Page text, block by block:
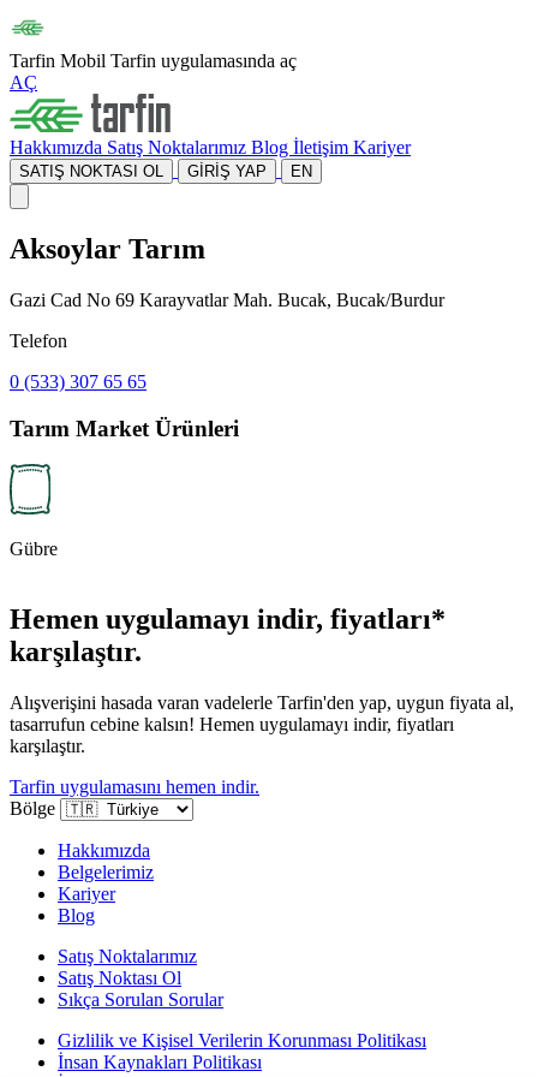
Tarfin Mobil Tarfin uygulamasında aç
AÇ
Hakkımızda Satış Noktalarımız Blog İletişim Kariyer
SATIŞ NOKTASI OL GİRİŞ YAP EN
Aksoylar Tarım
Gazi Cad No 69 Karayvatlar Mah. Bucak, Bucak/Burdur
Telefon
0 (533) 307 65 65
Tarım Market Ürünleri
Gübre
Hemen uygulamayı indir, fiyatları*
karşılaştır.
Alışverişini hasada varan vadelerle Tarfin'den yap, uygun fiyata al,
tasarrufun cebine kalsın! Hemen uygulamayı indir, fiyatları
karşılaştır.
Tarfin uygulamasını hemen indir.
Bölge
Hakkımızda
Belgelerimiz
Kariyer
Blog
Satış Noktalarımız
Satış Noktası Ol
Sıkça Sorulan Sorular
Gizlilik ve Kişisel Verilerin Korunması Politikası
İnsan Kaynakları Politikası